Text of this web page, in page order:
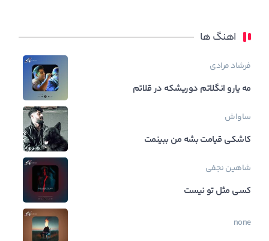
اهنگ ها
فرشاد مرادی
مه یارو انگلاتم دوریشکه در قلاتم
ساواش
کاشکی قیامت بشه من ببینمت
شاهین نجفی
کسی مثل تو نیست
none